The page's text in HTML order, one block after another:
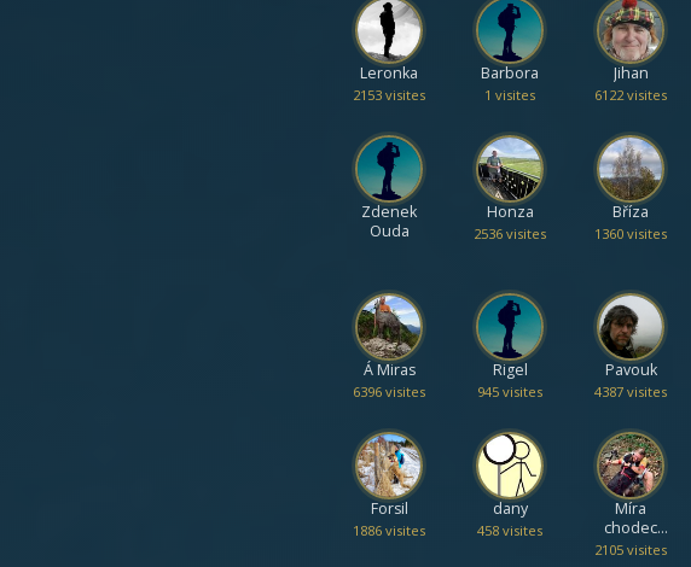
Leronka
2153 visites
Barbora
1 visites
Jihan
6122 visites
Zdenek
Ouda
Honza
2536 visites
Bříza
1360 visites
Á Miras
6396 visites
Rigel
945 visites
Pavouk
4387 visites
Forsil
1886 visites
dany
458 visites
Míra
chodec
Liberec
2105 visites